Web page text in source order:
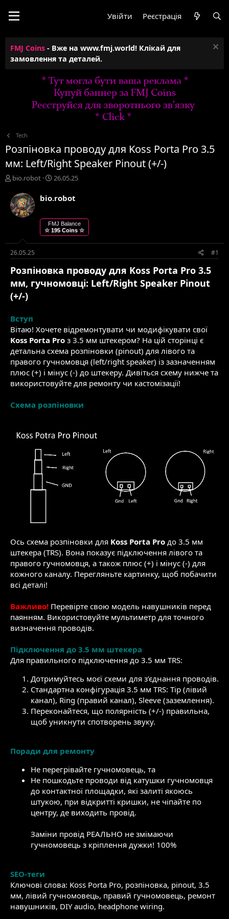
Увійти Реєстрація
FMJ Coins - Вже на www.fmj.world! Клікай для
замовлення та деталей.
Tech
Розпіновка проводу для Koss Porta Pro 3.5
мм: Left/Right Speaker Pinout (+/-)
А
т
о
р
м
и
bio.robot
Д
т
т
в
о
е
н
я
26.05.25
bio.robot
FMJ Balance
☆ 195 Coins ☆
26.05.25 #1
Розпіновка проводу для Koss Porta Pro 3.5
мм, гучномовці: Left/Right Speaker Pinout
(+/-)
Вступ
Вітаю! Хочете відремонтувати чи модифікувати свої
Koss Porta Pro з 3.5 мм штекером? На цій сторінці є
детальна схема розпіновки (pinout) для лівого та
правого гучномовця (left/right speaker) із зазначенням
плюс (+) і мінус (-) до штекеру. Дивіться схему нижче та
використовуйте для ремонту чи кастомізації!
Схема розпіновки
Ось схема розпіновки для Koss Porta Pro до 3.5 мм
штекера (TRS). Вона показує підключення лівого та
правого гучномовця, а також плюс (+) і мінус (-) для
кожного каналу. Перегляньте картинку, щоб побачити
всі деталі!
Важливо! Перевірте свою модель навушників перед
паянням. Використовуйте мультиметр для точного
визначення проводів.
Підключення до 3.5 мм штекера
Для правильного підключення до 3.5 мм TRS:
Дотримуйтесь моєї схеми для з’єднання проводів.
Стандартна конфігурація 3.5 мм TRS: Tip (лівий
канал), Ring (правий канал), Sleeve (заземлення).
Переконайтеся, що полярність (+/-) правильна,
щоб уникнути спотворень звуку.
Поради для ремонту
Не перегрівайте гучномовець, та
Не пошкодьте проводи від катушки гучномовця
до контактної площадки, які залиті якоюсь
штукою, при відкритті кришки, не чіпайте по
центру, де виходить провід.
Заміни провід РЕАЛЬНО не змімаючи
гучномовець з кріплення дужки! 100%
SEO-теги
Ключові слова: Koss Porta Pro, розпіновка, pinout, 3.5
мм, лівий гучномовець, правий гучномовець, ремонт
навушників, DIY audio, headphone wiring.